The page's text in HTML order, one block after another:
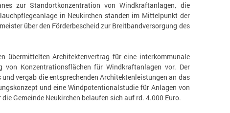
zur Standortkonzentration von Windkraftanlagen, die
in Neukirchen standen im Mittelpunkt der
über den Förderbescheid zur Breitbandversorgung des
übermittelten Architektenvertrag für eine interkommunale
von Konzentrationsflächen für Windkraftanlagen vor. Der
vergab die entsprechenden Architektenleistungen an das
und eine Windpotentionalstudie für Anlagen von
Gemeinde Neukirchen belaufen sich auf rd. 4.000 Euro.